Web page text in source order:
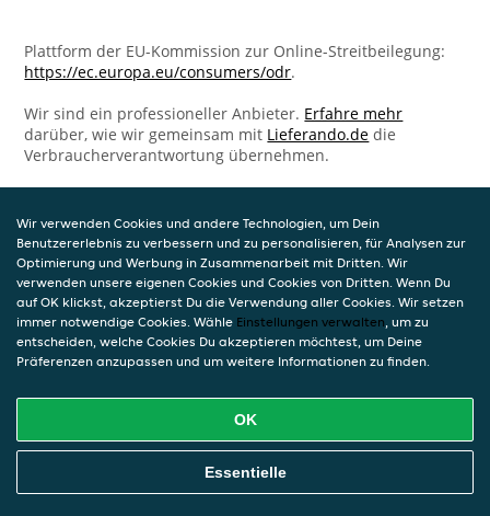
Plattform der EU-Kommission zur Online-Streitbeilegung:
https://ec.europa.eu/consumers/odr.
Wir sind ein professioneller Anbieter. Erfahre mehr
darüber, wie wir gemeinsam mit Lieferando.de die
Verbraucherverantwortung übernehmen.
Wir verwenden Cookies und andere Technologien, um Dein
Benutzererlebnis zu verbessern und zu personalisieren, für Analysen zur
Optimierung und Werbung in Zusammenarbeit mit Dritten. Wir
verwenden unsere eigenen Cookies und Cookies von Dritten. Wenn Du
auf OK klickst, akzeptierst Du die Verwendung aller Cookies. Wir setzen
immer notwendige Cookies. Wähle Einstellungen verwalten, um zu
entscheiden, welche Cookies Du akzeptieren möchtest, um Deine
Präferenzen anzupassen und um weitere Informationen zu finden.
OK
Essentielle